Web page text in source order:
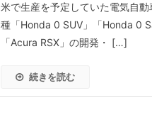
米で生産を予定していた電気自
種「Honda 0 SUV」「Honda 0
「Acura RSX」の開発・ […]
続きを読む